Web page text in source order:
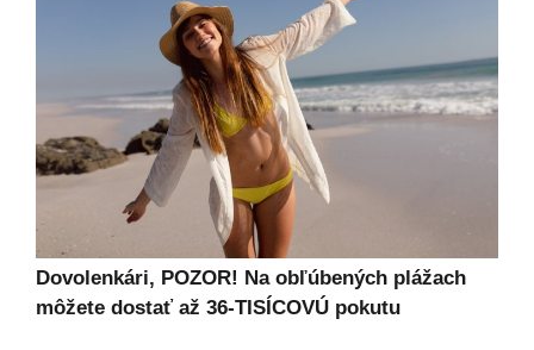
Dovolenkári, POZOR! Na obľúbených plážach
môžete dostať až 36-TISÍCOVÚ pokutu